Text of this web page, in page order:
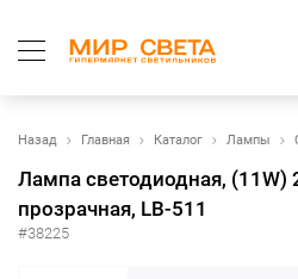
Назад Главная Каталог Лампы
Лампа светодиодная, (11W)
прозрачная, LB-511
#38225